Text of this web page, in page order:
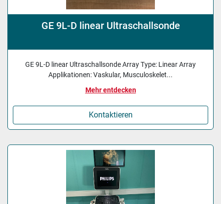
GE 9L-D linear Ultraschallsonde
GE 9L-D linear Ultraschallsonde Array Type: Linear Array
Applikationen: Vaskular, Musculoskelet...
Mehr entdecken
Kontaktieren